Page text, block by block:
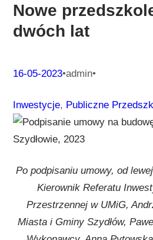
Nowe
dwóch lat
16-05-2023•admin•
Inwestycje, Publiczne
Po podpisaniu umowy, od
Kierownik Referatu
Przestrzennej w UMiG,
Miasta i Gminy Szydłów,